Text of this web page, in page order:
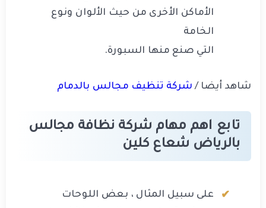
الأماكن الأخرى من حيث الألوان ونوع
الخامة
التي صنع منها السبورة.
شاهد أيضا / شركة تنظيف مجالس بالدمام
تابع اهم مهام شركة نظافة مجالس
بالرياض شعاع كلين
على سبيل المثال ، بعض اللوحات